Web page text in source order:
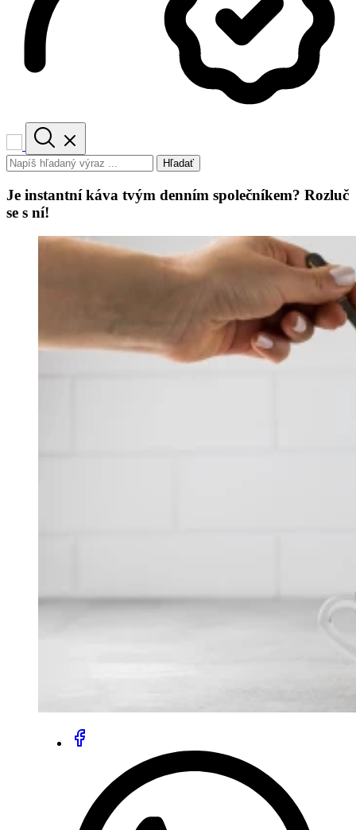
Hľadať
Je instantní káva tvým denním společníkem? Rozluč
se s ní!